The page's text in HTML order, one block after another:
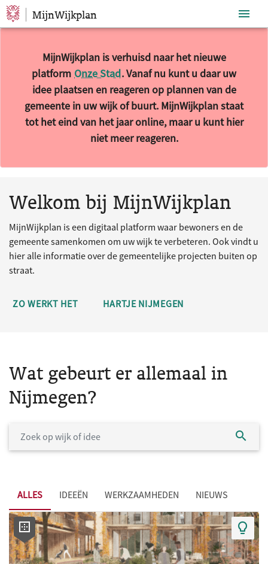
Sla navigatie over
MijnWijkplan
MijnWijkplan is verhuisd naar het nieuwe
platform Onze Stad. Vanaf nu kunt u daar uw
idee plaatsen en reageren op plannen van de
gemeente in uw wijk of buurt. MijnWijkplan staat
tot het eind van het jaar online, maar u kunt hier
niet meer reageren.
Welkom bij MijnWijkplan
MijnWijkplan is een digitaal platform waar bewoners en de
gemeente samenkomen om uw wijk te verbeteren. Ook vindt u
hier alle informatie over de gemeentelijke projecten buiten op
straat.
ZO WERKT HET HARTJE NIJMEGEN
Wat gebeurt er allemaal in
Nijmegen?
ALLES IDEEËN WERKZAAMHEDEN NIEUWS